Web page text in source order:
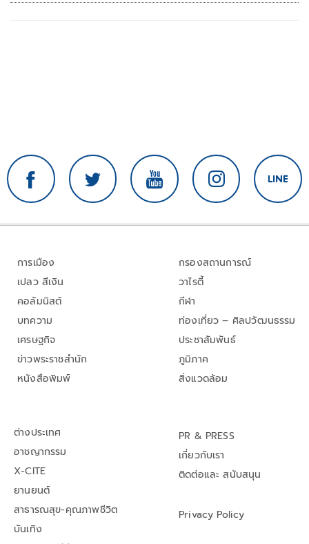
การเมือง
เปลว สีเงิน
คอลัมนิสต์
บทความ
เศรษฐกิจ
ข่าวพระราชสำนัก
หนังสือพิมพ์
กรองสถานการณ์
วาไรตี้
กีฬา
ท่องเที่ยว – ศิลปวัฒนธรรม
ประชาสัมพันธ์
ภูมิภาค
สิ่งแวดล้อม
ต่างประเทศ
อาชญากรรม
X-CITE
ยานยนต์
สาธารณสุข-คุณภาพชีวิต
บันเทิง
PR & PRESS
เกี่ยวกับเรา
ติดต่อและ สนับสนุน
Privacy Policy